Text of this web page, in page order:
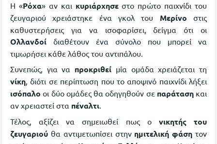
Η «Ρόχα» αν και κυριάρχησεστο πρώτο παιχνίδι του
ζευγαριού χρειάστηκε ένα γκολ του Μερίνοστις
καθυστερήσεις για να ισοφαρίσει, δείγμα ότι οι
Ολλανδοί διαθέτουν ένα σύνολο που μπορεί να
τιμωρήσει κάθε λάθος του αντιπάλου.
Συνεπώς, για να προκριθεί μία ομάδα χρειάζεται τη
νίκη, διότι σε περίπτωση που το αποψινό παιχνίδι λήξει
ισόπαλοοι δύο ομάδες θα οδηγηθούν σε παράταση και
αν χρειαστεί στα πέναλτι.
Τέλος, αξίζει να σημειωθεί πως ο νικητής του
ζευγαριού θα αντιμετωπίσει στην ημιτελική φάση τον